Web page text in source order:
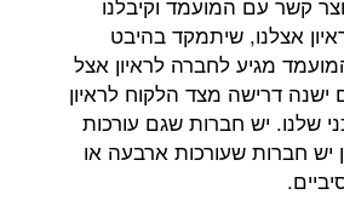
שיתמקד בהיבט
לחברה לראיון אצל
מצד הלקוח לראיון
שגם עורכות
ארבעה או